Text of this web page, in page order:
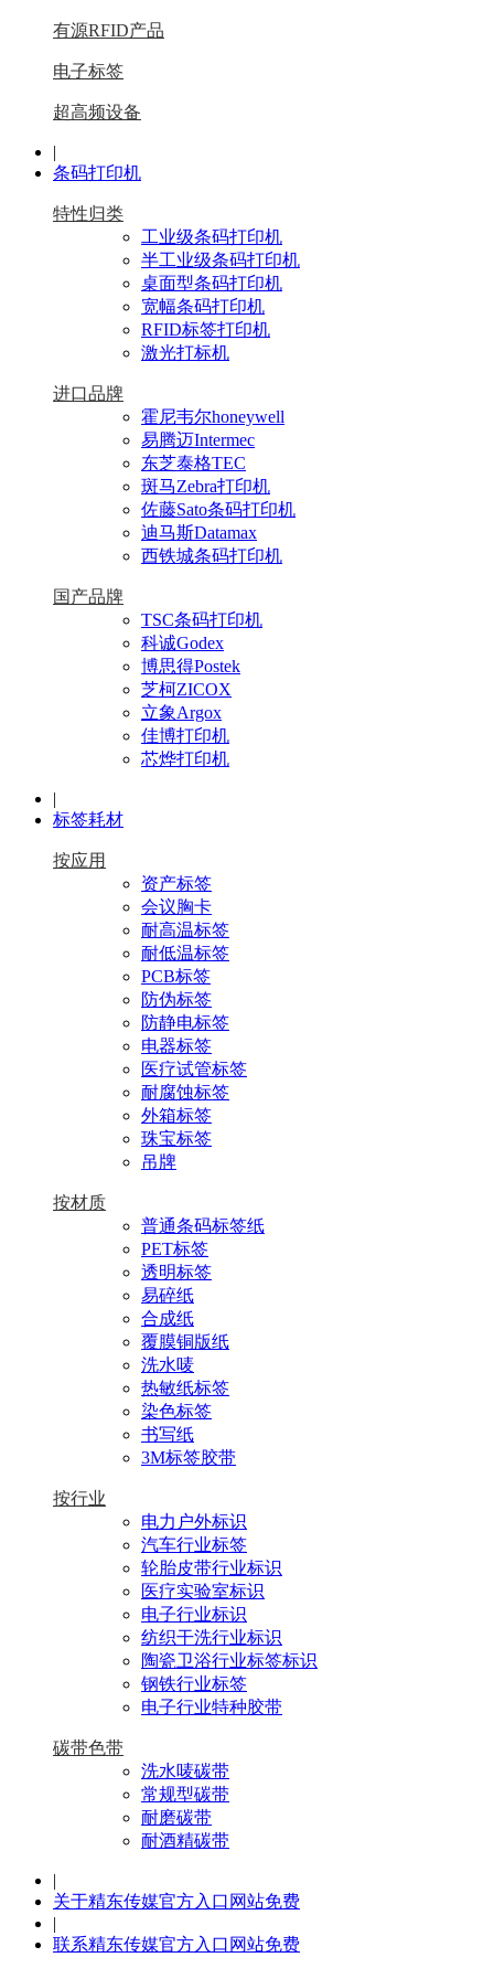
有源RFID产品
电子标签
超高频设备
|
条码打印机
特性归类
工业级条码打印机
半工业级条码打印机
桌面型条码打印机
宽幅条码打印机
RFID标签打印机
激光打标机
进口品牌
霍尼韦尔honeywell
易腾迈Intermec
东芝泰格TEC
斑马Zebra打印机
佐藤Sato条码打印机
迪马斯Datamax
西铁城条码打印机
国产品牌
TSC条码打印机
科诚Godex
博思得Postek
芝柯ZICOX
立象Argox
佳博打印机
芯烨打印机
|
标签耗材
按应用
资产标签
会议胸卡
耐高温标签
耐低温标签
PCB标签
防伪标签
防静电标签
电器标签
医疗试管标签
耐腐蚀标签
外箱标签
珠宝标签
吊牌
按材质
普通条码标签纸
PET标签
透明标签
易碎纸
合成纸
覆膜铜版纸
洗水唛
热敏纸标签
染色标签
书写纸
3M标签胶带
按行业
电力户外标识
汽车行业标签
轮胎皮带行业标识
医疗实验室标识
电子行业标识
纺织干洗行业标识
陶瓷卫浴行业标签标识
钢铁行业标签
电子行业特种胶带
碳带色带
洗水唛碳带
常规型碳带
耐磨碳带
耐酒精碳带
|
关于精东传媒官方入口网站免费
|
联系精东传媒官方入口网站免费